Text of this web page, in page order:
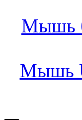
Мышь
Мышь